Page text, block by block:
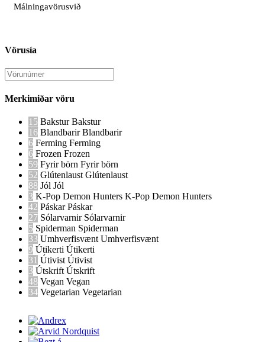
Málningavörusvið
Vörusía
Merkimiðar vöru
15 BaksturBakstur
16 BlandbarirBlandbarir
6 Ferming Ferming
6 Frozen Frozen
59 Fyrir börn Fyrir börn
52 Glútenlaust Glútenlaust
88 Jól Jól
3 K-Pop Demon Hunters K-Pop Demon Hunters
42 PáskarPáskar
27 Sólarvarnir Sólarvarnir
5 Spiderman Spiderman
33 Umhverfisvænt Umhverfisvænt
9 Útikerti Útikerti
31 Útivist Útivist
3 Útskrift Útskrift
48 Vegan Vegan
34 Vegetarian Vegetarian